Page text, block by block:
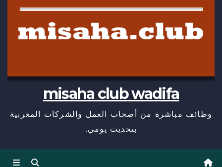
misaha club wadifa
وظائف مباشرة من أصحاب العمل والشركات المغربية
بتحديث يومي.